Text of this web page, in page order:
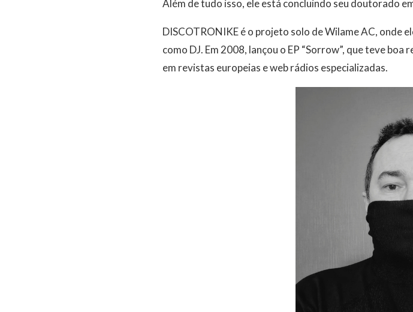
Além de tudo isso, ele está concluindo seu doutorado
DISCOTRONIKE é o projeto solo de Wilame AC, onde
como DJ. Em 2008, lançou o EP “Sorrow”, que teve
em revistas europeias e web rádios especializadas.